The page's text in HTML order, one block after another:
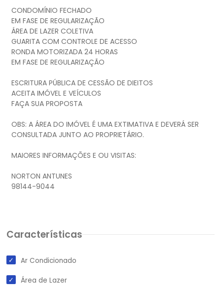
CONDOMÍNIO FECHADO
EM FASE DE REGULARIZAÇÃO
ÁREA DE LAZER COLETIVA
GUARITA COM CONTROLE DE ACESSO
RONDA MOTORIZADA 24 HORAS
EM FASE DE REGULARIZAÇÃO
ESCRITURA PÚBLICA DE CESSÃO DE DIEITOS
ACEITA IMÓVEL E VEÍCULOS
FAÇA SUA PROPOSTA
OBS: A ÁREA DO IMÓVEL É UMA EXTIMATIVA E DEVERÁ SER
CONSULTADA JUNTO AO PROPRIETÁRIO.
MAIORES INFORMAÇÕES E OU VISITAS:
NORTON ANTUNES
98144-9044
Características
Ar Condicionado
Área de Lazer